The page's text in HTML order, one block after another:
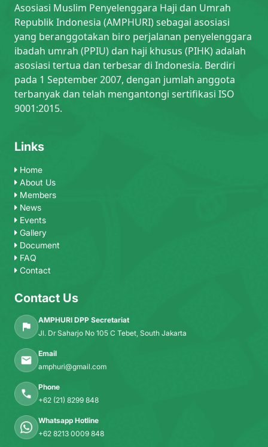
Asosiasi Muslim Penyelenggara Haji dan Umrah
Republik Indonesia (AMPHURI) sebagai asosiasi
yang beranggotakan biro perjalanan penyelenggara
ibadah umrah (PPIU) dan haji khusus (PIHK) adalah
asosiasi tertua dan terbesar di Indonesia. Berdiri
pada 1 September 2007, dengan jumlah anggota
terbanyak dan telah mengantongi sertifikasi ISO
9001:2015.
Links
Home
About Us
Members
News
Events
Gallery
Document
FAQ
Contact
Contact Us
AMPHURI DPP Secretariat
Jl. Dr Saharjo No 105 C Tebet, South Jakarta
Email
amphuri@gmail.com
Phone
+62 (21) 8299 848
Whatsapp Hotline
+62 8213 0009 848